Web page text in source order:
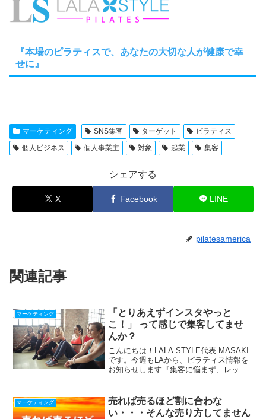
『本場のピラティスで、あなたの大切な人が健康で幸
せに』
マーケティング SNS集客 ターゲット
ピラティス
個人ビジネス
個人事業主 対象 起業 集客
シェアする
X Facebook LINE
pilatesamerica
関連記事
マーケティング
「とりあえずインスタやっと
こ！」 って感じで集客してませ
んか？
こんにちは！LALA STYLE代表 MASAKI
です。今週もLAから、ピラティス情報を
お知らせします『集客に悩まず、レッス
方・始め方22の動画マニュアル】プレ
ゼ...
マーケティング
売れば売るほど割に合わな
い・・・そんな売り方してません